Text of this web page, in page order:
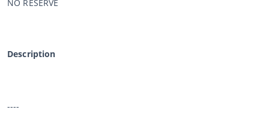
NO RESERVE
Description
----